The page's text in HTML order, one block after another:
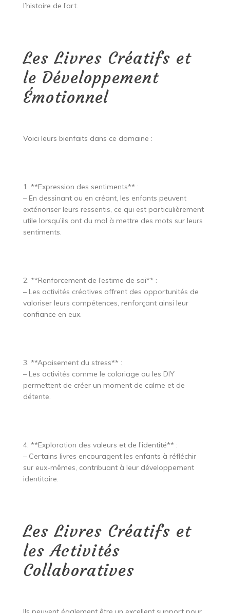
l’histoire de l’art.
Les Livres Créatifs et
le Développement
Émotionnel
Voici leurs bienfaits dans ce domaine :
1. **Expression des sentiments** :
– En dessinant ou en créant, les enfants peuvent
extérioriser leurs ressentis, ce qui est particulièrement
utile lorsqu’ils ont du mal à mettre des mots sur leurs
sentiments.
2. **Renforcement de l’estime de soi** :
– Les activités créatives offrent des opportunités de
valoriser leurs compétences, renforçant ainsi leur
confiance en eux.
3. **Apaisement du stress** :
– Les activités comme le coloriage ou les DIY
permettent de créer un moment de calme et de
détente.
4. **Exploration des valeurs et de l’identité** :
– Certains livres encouragent les enfants à réfléchir
sur eux-mêmes, contribuant à leur développement
identitaire.
Les Livres Créatifs et
les Activités
Collaboratives